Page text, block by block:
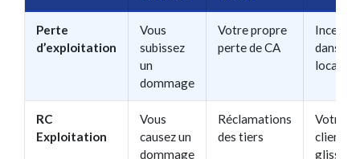
Perte
d’exploitation
Vous
subissez
un
dommage
Votre propre
perte de CA
Incendie
dans
locaux
RC
Exploitation
Vous
causez un
dommage
Réclamations
des tiers
Votre
client
glisse